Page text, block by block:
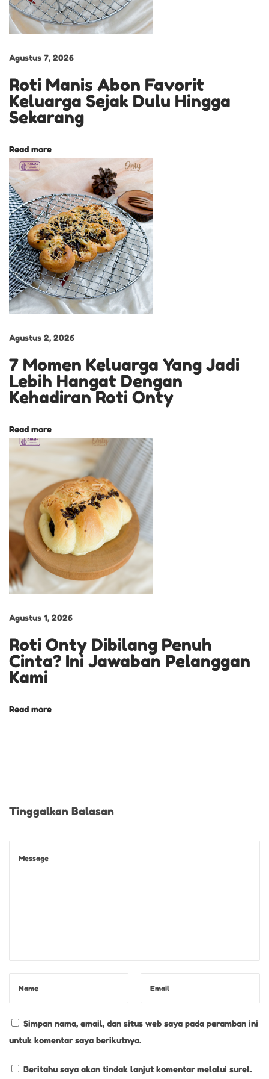
A
W
B
E
R
Y
P
K
A
L
O
N
G
A
N
R
O
I
S
T
R
A
W
B
Y
K
A
L
G
A
N
Agustus 7, 2026
Roti Manis Abon Favorit
Keluarga Sejak Dulu Hingga
Sekarang
Read more
Agustus 2, 2026
7 Momen Keluarga Yang Jadi
Lebih Hangat Dengan
Kehadiran Roti Onty
Read more
Agustus 1, 2026
Roti Onty Dibilang Penuh
Cinta? Ini Jawaban Pelanggan
Kami
Read more
Tinggalkan Balasan
Simpan nama, email, dan situs web saya pada peramban ini
untuk komentar saya berikutnya.
Beritahu saya akan tindak lanjut komentar melalui surel.